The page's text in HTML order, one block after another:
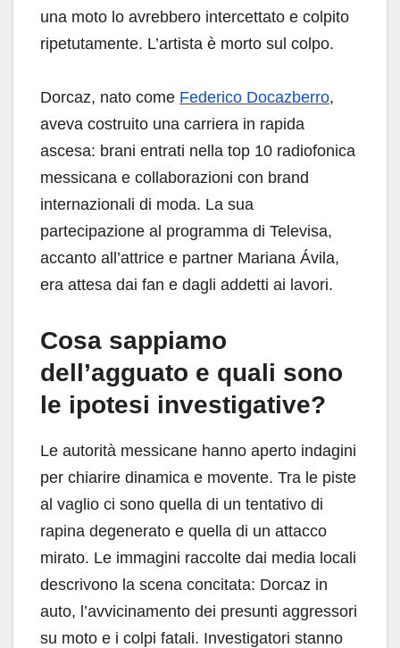
una moto lo avrebbero intercettato e colpito
ripetutamente. L’artista è morto sul colpo.
Dorcaz, nato come Federico Docazberro,
aveva costruito una carriera in rapida
ascesa: brani entrati nella top 10 radiofonica
messicana e collaborazioni con brand
internazionali di moda. La sua
partecipazione al programma di Televisa,
accanto all’attrice e partner Mariana Ávila,
era attesa dai fan e dagli addetti ai lavori.
Cosa sappiamo
dell’agguato e quali sono
le ipotesi investigative?
Le autorità messicane hanno aperto indagini
per chiarire dinamica e movente. Tra le piste
al vaglio ci sono quella di un tentativo di
rapina degenerato e quella di un attacco
mirato. Le immagini raccolte dai media locali
descrivono la scena concitata: Dorcaz in
auto, l’avvicinamento dei presunti aggressori
su moto e i colpi fatali. Investigatori stanno